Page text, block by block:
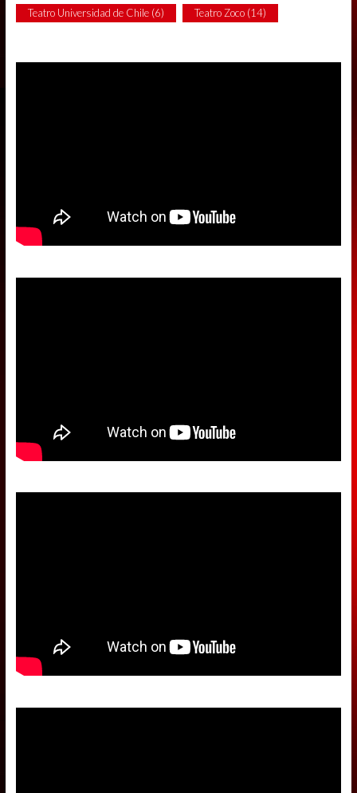
Teatro Universidad de Chile(6) Teatro Zoco(14)